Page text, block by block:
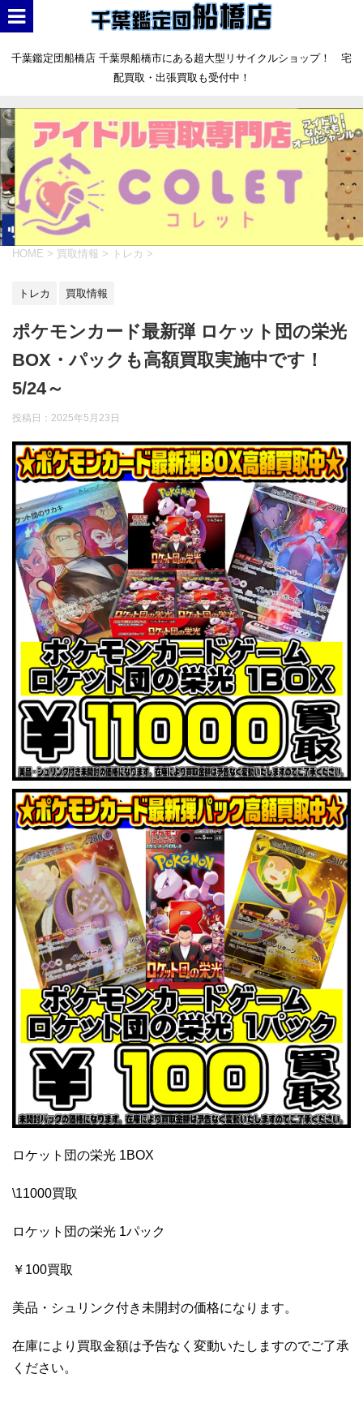
千葉鑑定団船橋店 千葉県船橋市にある超大型リサイクルショップ！ 宅
配買取・出張買取も受付中！
HOME > 買取情報 > トレカ >
トレカ 買取情報
ポケモンカード最新弾 ロケット団の栄光
BOX・パックも高額買取実施中です！
5/24～
投稿日： 2025年5月23日
ロケット団の栄光 1BOX
\11000買取
ロケット団の栄光 1パック
￥100買取
美品・シュリンク付き未開封の価格になります。
在庫により買取金額は予告なく変動いたしますのでご了承
ください。